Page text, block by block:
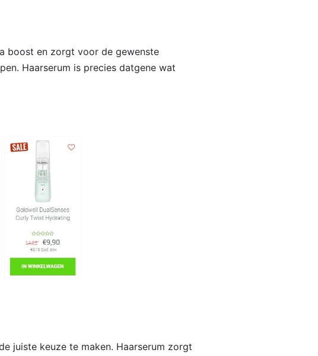
boost en zorgt voor de gewenste
Haarserum is precies datgene wat
juiste keuze te maken. Haarserum zorgt